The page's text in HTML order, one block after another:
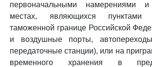
первоначальными намерениями
местах, являющихся пунктами
таможенной границе Российской
и воздушные порты,
передаточные станции), или на
временного хранения в